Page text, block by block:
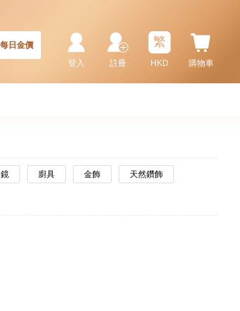
每日金價
購物車
繁
HKD
註冊
登入
廚具 金飾 天然鑽飾